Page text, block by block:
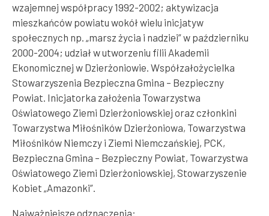
wzajemnej współpracy 1992-2002; aktywizacja
mieszkańców powiatu wokół wielu inicjatyw
społecznych np. „marsz życia i nadziei” w październiku
2000-2004; udział w utworzeniu filii Akademii
Ekonomicznej w Dzierżoniowie. Współzałożycielka
Stowarzyszenia Bezpieczna Gmina – Bezpieczny
Powiat. Inicjatorka założenia Towarzystwa
Oświatowego Ziemi Dzierżoniowskiej oraz członkini
Towarzystwa Miłośników Dzierżoniowa, Towarzystwa
Miłośników Niemczy i Ziemi Niemczańskiej, PCK,
Bezpieczna Gmina – Bezpieczny Powiat, Towarzystwa
Oświatowego Ziemi Dzierżoniowskiej, Stowarzyszenie
Kobiet „Amazonki”.
Najważniejsze odznaczenia: